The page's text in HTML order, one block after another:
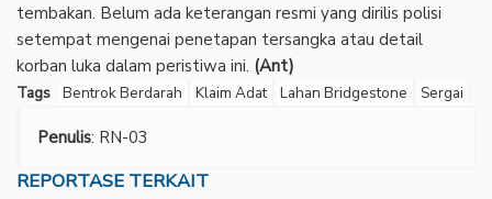
tembakan. Belum ada keterangan resmi yang dirilis polisi
setempat mengenai penetapan tersangka atau detail
korban luka dalam peristiwa ini. (Ant)
Tags Bentrok Berdarah Klaim Adat Lahan Bridgestone Sergai
Penulis: RN-03
REPORTASE TERKAIT